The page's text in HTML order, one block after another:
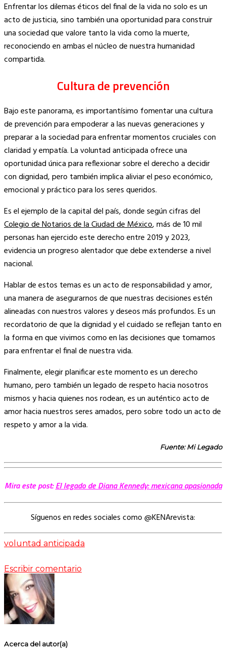
Enfrentar los dilemas éticos del final de la vida no solo es un
acto de justicia, sino también una oportunidad para construir
una sociedad que valore tanto la vida como la muerte,
reconociendo en ambas el núcleo de nuestra humanidad
compartida.
Cultura de prevención
Bajo este panorama, es importantísimo fomentar una cultura
de prevención para empoderar a las nuevas generaciones y
preparar a la sociedad para enfrentar momentos cruciales con
claridad y empatía. La voluntad anticipada ofrece una
oportunidad única para reflexionar sobre el derecho a decidir
con dignidad, pero también implica aliviar el peso económico,
emocional y práctico para los seres queridos.
Es el ejemplo de la capital del país, donde según cifras del
Colegio de Notarios de la Ciudad de México, más de 10 mil
personas han ejercido este derecho entre 2019 y 2023,
evidencia un progreso alentador que debe extenderse a nivel
nacional.
Hablar de estos temas es un acto de responsabilidad y amor,
una manera de asegurarnos de que nuestras decisiones estén
alineadas con nuestros valores y deseos más profundos. Es un
recordatorio de que la dignidad y el cuidado se reflejan tanto en
la forma en que vivimos como en las decisiones que tomamos
para enfrentar el final de nuestra vida.
Finalmente, elegir planificar este momento es un derecho
humano, pero también un legado de respeto hacia nosotros
mismos y hacia quienes nos rodean, es un auténtico acto de
amor hacia nuestros seres amados, pero sobre todo un acto de
respeto y amor a la vida.
Fuente: Mi Legado
Mira este post:El legado de Diana Kennedy: mexicana apasionada
Síguenos en redes sociales como @KENArevista:
voluntad anticipada
Escribir comentario
Acerca del autor(a)